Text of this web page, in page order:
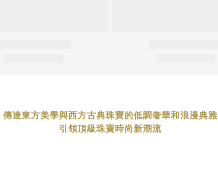
傳達東方美學與西方古典珠寶的低調奢華和浪漫典雅
引領頂級珠寶時尚新潮流